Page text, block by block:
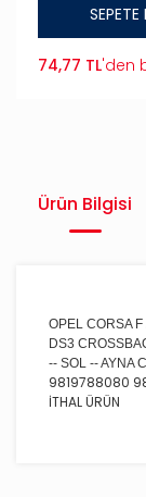
SEPETE
74,77 TL'den
Ürün Bilgisi
OPEL CORSA
DS3
-- SOL -- AYNA
9819788080
İTHAL ÜRÜN